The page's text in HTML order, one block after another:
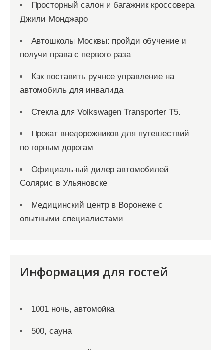
Просторный салон и багажник кроссовера
Джили Монджаро
Автошколы Москвы: пройди обучение и
получи права с первого раза
Как поставить ручное управление на
автомобиль для инвалида
Стекла для Volkswagen Transporter T5.
Прокат внедорожников для путешествий
по горным дорогам
Официальный дилер автомобилей
Солярис в Ульяновске
Медицинский центр в Воронеже с
опытными специалистами
Информация для гостей
1001 ночь, автомойка
500, сауна